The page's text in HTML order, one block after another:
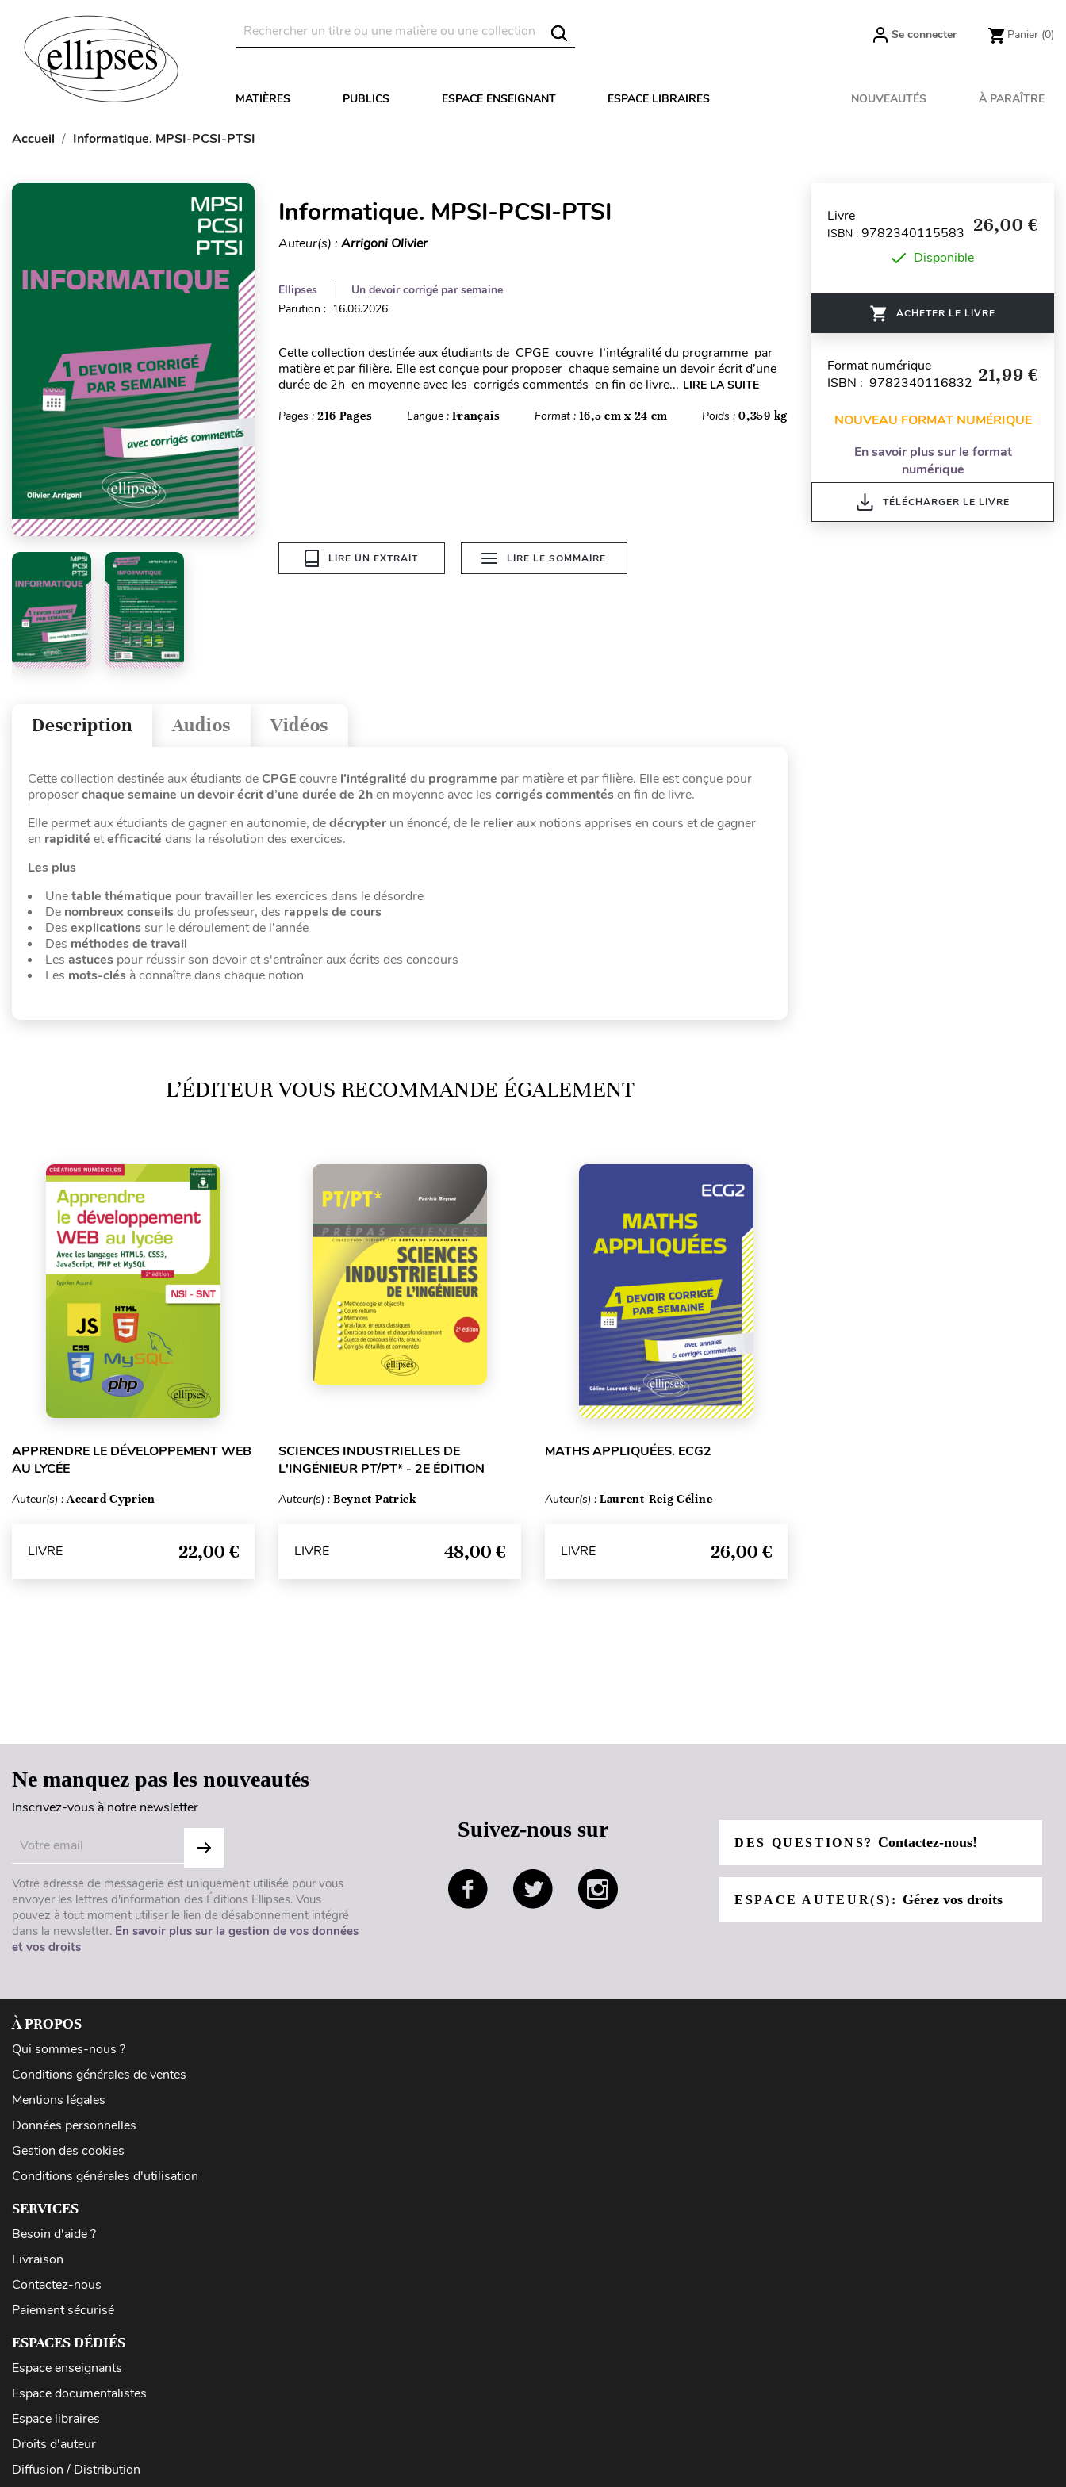
Se connecter Panier (0)
MATIÈRES PUBLICS ESPACE ENSEIGNANT ESPACE LIBRAIRES NOUVEAUTÉS À PARAÎTRE
Accueil Informatique. MPSI-PCSI-PTSI
Informatique. MPSI-PCSI-PTSI
Auteur(s) : Arrigoni Olivier
Ellipses
Un devoir corrigé par semaine
Parution : 16.06.2026
Cette collection destinée aux étudiants de CPGE couvre l’intégralité du programme par
matière et par filière. Elle est conçue pour proposer chaque semaine un devoir écrit d’une
durée de 2h en moyenne avec les corrigés commentés en fin de livre... LIRE LA SUITE
Pages : 216 Pages Langue : Français Format : 16,5 cm x 24 cm Poids :0,359 kg
LIRE UN EXTRAIT LIRE LE SOMMAIRE
Vidéos
Audios
Description
Cette collection destinée aux étudiants de CPGEcouvre l’intégralité du programme par matière et par filière. Elle est conçue pour
proposerchaque semaine un devoir écrit d’une durée de 2hen moyenne avec les corrigés commentés en fin de livre.
Elle permet aux étudiants de gagner en autonomie, dedécrypterun énoncé, de le relieraux notions apprises en cours et de gagner
en rapidité etefficacité dans la résolution des exercices.
Les plus
Unetable thématique pour travailler les exercices dans le désordre
De nombreux conseils du professeur, des rappels de cours
Des explications sur le déroulement de l’année
Des méthodes de travail
Les astuces pour réussir son devoir et s'entraîner aux écrits des concours
Les mots-clés à connaître dans chaque notion
L’ÉDITEUR VOUS RECOMMANDE ÉGALEMENT
APPRENDRE LE DÉVELOPPEMENT WEB
AU LYCÉE
Auteur(s) :Accard Cyprien
LIVRE 22,00 €
SCIENCES INDUSTRIELLES DE
L'INGÉNIEUR PT/PT* - 2E ÉDITION
Auteur(s) : Beynet Patrick
LIVRE 48,00 €
MATHS APPLIQUÉES. ECG2
Auteur(s) : Laurent-Reig Céline
LIVRE 26,00 €
Livre
ISBN : 9782340115583 26,00 €
Disponible
ACHETER LE LIVRE
Format numérique
ISBN : 9782340116832 21,99 €
NOUVEAU FORMAT NUMÉRIQUE
En savoir plus sur le format
numérique
TÉLÉCHARGER LE LIVRE
Ne manquez pas les nouveautés
Inscrivez-vous à notre newsletter
Votre adresse de messagerie est uniquement utilisée pour vous
envoyer les lettres d'information des Éditions Ellipses. Vous
pouvez à tout moment utiliser le lien de désabonnement intégré
dans la newsletter. En savoir plus sur la gestion de vos données
et vos droits
Suivez-nous sur
DES QUESTIONS?Contactez-nous!
ESPACE AUTEUR(S): Gérez vos droits
À PROPOS
Qui sommes-nous ?
Conditions générales de ventes
Mentions légales
Données personnelles
Gestion des cookies
Conditions générales d'utilisation
SERVICES
Besoin d'aide ?
Livraison
Contactez-nous
Paiement sécurisé
ESPACES DÉDIÉS
Espace enseignants
Espace documentalistes
Espace libraires
Droits d'auteur
Diffusion / Distribution